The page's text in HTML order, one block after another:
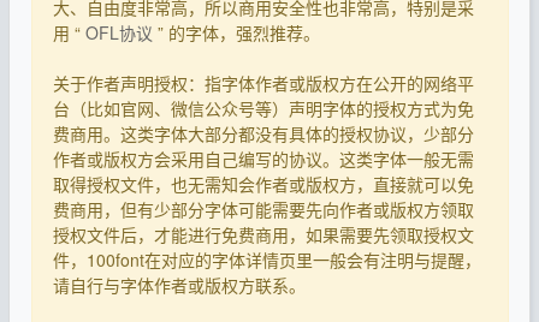
大、自由度非常高，所以商用安全性也非常高，特别是采
用 “ OFL协议 ” 的字体，强烈推荐。
关于作者声明授权：指字体作者或版权方在公开的网络平
台（比如官网、微信公众号等）声明字体的授权方式为免
费商用。这类字体大部分都没有具体的授权协议，少部分
作者或版权方会采用自己编写的协议。这类字体一般无需
取得授权文件，也无需知会作者或版权方，直接就可以免
费商用，但有少部分字体可能需要先向作者或版权方领取
授权文件后，才能进行免费商用，如果需要先领取授权文
件，100font在对应的字体详情页里一般会有注明与提醒，
请自行与字体作者或版权方联系。